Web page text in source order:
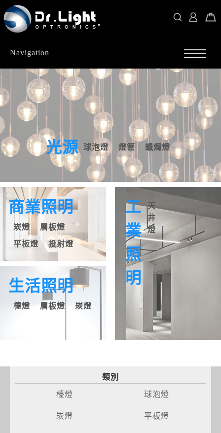
Navigation
光源 球泡燈 燈管 蠟燭燈
商業照明
崁燈
層板燈
平板燈
投射燈
生活照明
檯燈 層板燈 崁燈
工
業
照
明
天
井
燈
類別
檯燈 球泡燈
崁燈 平板燈